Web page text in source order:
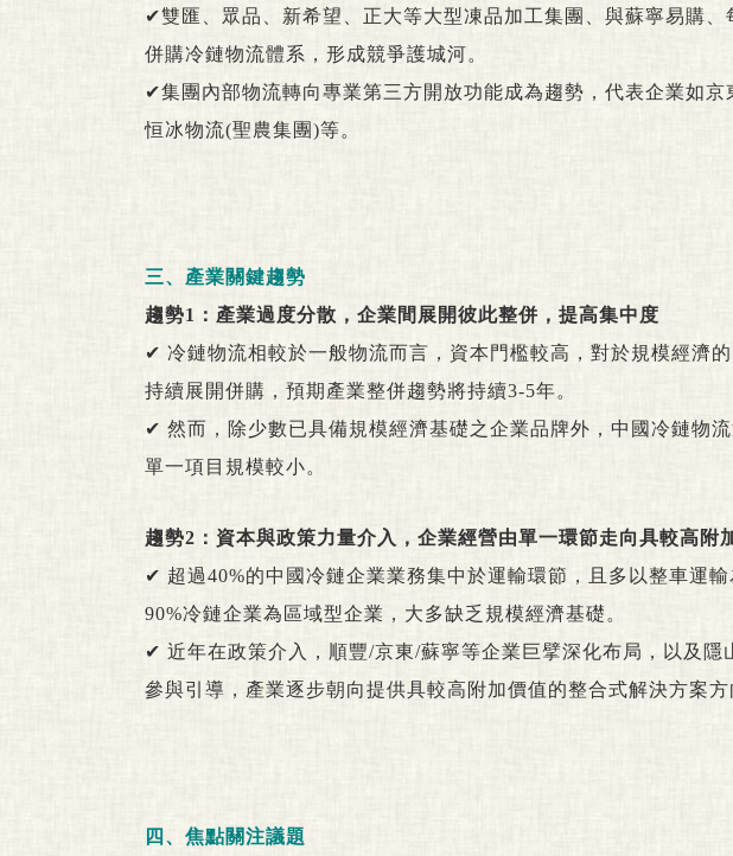
✔雙匯、眾品、新希望、正大等大型凍品加工集團、與蘇寧易購
併購冷鏈物流體系，形成競爭護城河。
✔集團內部物流轉向專業第三方開放功能成為趨勢，代表企業如京
恒冰物流(聖農集團)等。
三、產業關鍵趨勢
趨勢1：產業過度分散，企業間展開彼此整併，提高集中度
✔ 冷鏈物流相較於一般物流而言，資本門檻較高，對於規模經濟
持續展開併購，預期產業整併趨勢將持續3-5年。
✔ 然而，除少數已具備規模經濟基礎之企業品牌外，中國冷鏈物
單一項目規模較小。
趨勢2：資本與政策力量介入，企業經營由單一環節走向具較高附
✔ 超過40%的中國冷鏈企業業務集中於運輸環節，且多以整車運
90%冷鏈企業為區域型企業，大多缺乏規模經濟基礎。
✔ 近年在政策介入，順豐/京東/蘇寧等企業巨擘深化布局，以及
參與引導，產業逐步朝向提供具較高附加價值的整合式解決方案方
四、焦點關注議題